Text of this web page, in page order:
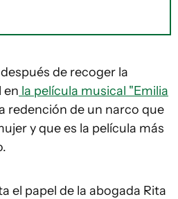
de recoger la
en la película musical "Emilia
redención de un narco que
y que es la película más
el papel de la abogada Rita